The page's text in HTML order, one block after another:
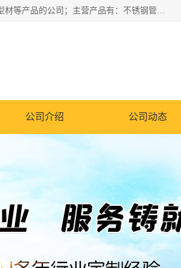
山东华钰金属材料有限公司是一家经营各种不锈钢管材、板材、圆钢、法兰、封头、型材等产品的公司；主营产品有：不锈钢管，激光切割，管件标准件，不锈钢圆钢，不锈钢人孔，不锈钢亮管，不锈钢角钢，不锈钢加工，不锈钢管子，不锈钢工业方管，不锈钢封头，不锈钢法兰，不锈钢阀门，不锈钢槽钢，不锈钢扁钢，不锈钢板等；可为客户制作各种规格的型材及不锈钢配件、非标准件及各种容器具等，能满足客户的不同采购要求。
公司介绍 公司动态